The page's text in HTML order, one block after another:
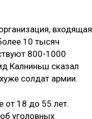
входящая
10 тысяч
800-1000
Калниньш сказал
солдат армии.
от 18 до 55 лет.
уголовных